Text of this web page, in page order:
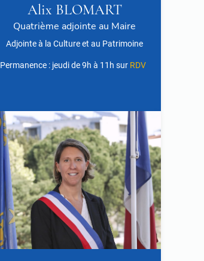
Alix BLOMART
Quatrième adjointe au Maire
Adjointe à la Culture et au Patrimoine
Permanence : jeudi de 9h à 11h sur RDV